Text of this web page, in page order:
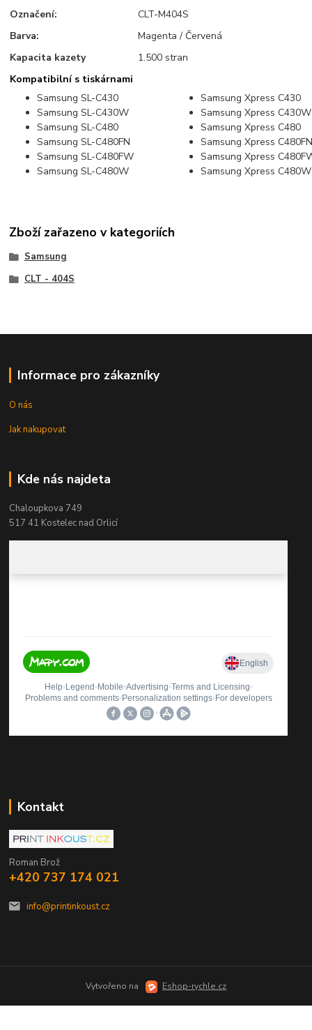
Označení:
CLT-M404S
Barva:
Magenta / Červená
Kapacita kazety
1.500 stran
Kompatibilní s tiskárnami
Samsung SL-C430
Samsung SL-C430W
Samsung SL-C480
Samsung SL-C480FN
Samsung SL-C480FW
Samsung SL-C480W
Samsung Xpress C430
Samsung Xpress C430W
Samsung Xpress C480
Samsung Xpress
Samsung Xpress
Samsung Xpress C480W
Zboží zařazeno v kategoriích
Samsung
CLT - 404S
Informace pro zákazníky
O nás
Jak nakupovat
Kde nás najdeta
Chaloupkova 749
517 41 Kostelec nad Orlicí
Kontakt
Roman Brož
+420 737 174 021
info@printinkoust.cz
Vytvořeno na Eshop-rychle.cz